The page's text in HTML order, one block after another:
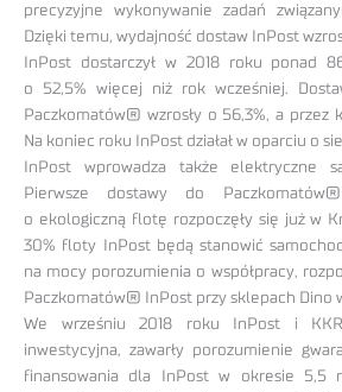
precyzyjne wykonywanie zadań
Dzięki temu, wydajność dostaw InPost
InPost dostarczył w 2018 roku ponad
o 52,5% więcej niż rok wcześniej.
Paczkomatów® wzrosły o 56,3%, a przez
Na koniec roku InPost działał w oparciu o
InPost wprowadza także elektryczne
Pierwsze dostawy do
o ekologiczną flotę rozpoczęły się już w
30% floty InPost będą stanowić
na mocy porozumienia o współpracy,
Paczkomatów® InPost przy sklepach Dino
We wrześniu 2018 roku InPost i
inwestycyjna, zawarły porozumienie
finansowania dla InPost w okresie 5,5